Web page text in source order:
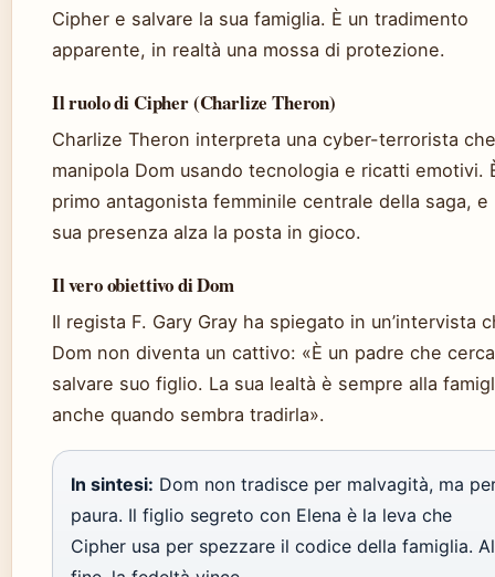
Cipher e salvare la sua famiglia. È un tradimento
apparente, in realtà una mossa di protezione.
Il ruolo di Cipher (Charlize Theron)
Charlize Theron interpreta una cyber-terrorista che
manipola Dom usando tecnologia e ricatti emotivi.
primo antagonista femminile centrale della saga, e
sua presenza alza la posta in gioco.
Il vero obiettivo di Dom
Il regista F. Gary Gray ha spiegato in un’intervista
Dom non diventa un cattivo: «È un padre che
salvare suo figlio. La sua lealtà è sempre alla
anche quando sembra tradirla».
In sintesi: Dom non tradisce per malvagità, ma
paura. Il figlio segreto con Elena è la leva che
Cipher usa per spezzare il codice della famiglia.